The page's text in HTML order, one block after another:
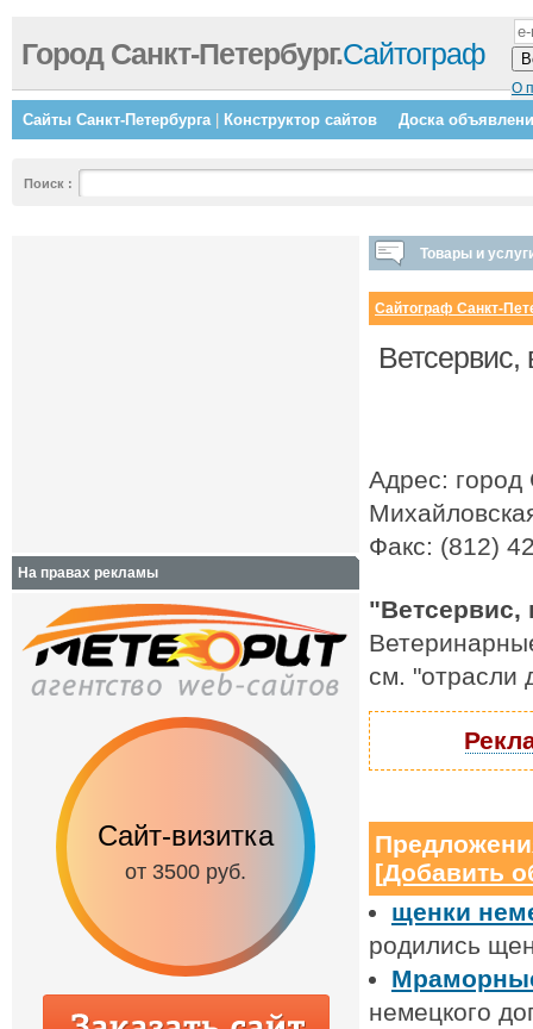
О
Город Санкт-Петербург.Сайтограф
Сайты Санкт-Петербурга| Конструктор сайтов Доска
Поиск :
Товары и
Сайтограф Санкт-
Ветсервис,
Адрес: город
Факс: (812)
"Ветсервис,
см. "отрасли
[Добавить
щенки
родились
немецкого
На правах рекламы
Сайт-визитка
от 3500 руб.
Сайт с
от 6500 руб.